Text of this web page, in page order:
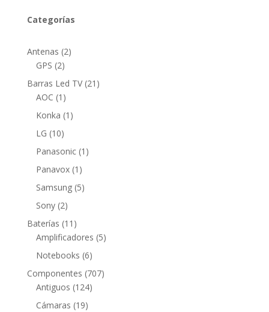
Categorías
Antenas 22
GPS 22
productos
Barras Led TV 21 21
AOC 1 1
producto
Konka 1 1
LG 1010
productos
Panasonic 1 1
Panavox 1 1
producto
Samsung 55
Sony 22
productos
Baterías 11 11
productos
Amplificadores 55
Notebooks 66
productos
Componentes 707707
Antiguos 124124
Cámaras 1919